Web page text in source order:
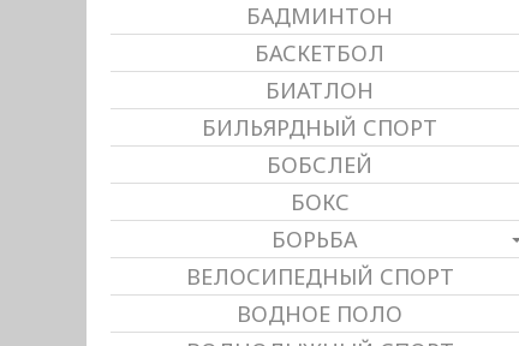
БАДМИНТОН
БАСКЕТБОЛ
БИАТЛОН
БИЛЬЯРДНЫЙ СПОРТ
БОБСЛЕЙ
БОКС
БОРЬБА
ВЕЛОСИПЕДНЫЙ СПОРТ
ВОДНОЕ ПОЛО